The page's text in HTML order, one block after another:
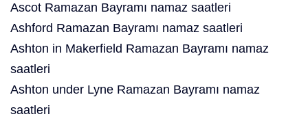
Ascot Ramazan Bayramı namaz saatleri
Ashford Ramazan Bayramı namaz saatleri
Ashton in Makerfield Ramazan Bayramı namaz
saatleri
Ashton under Lyne Ramazan Bayramı namaz
saatleri